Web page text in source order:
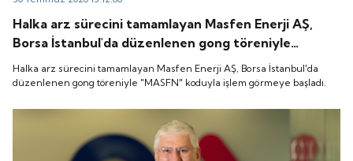
Halka arz sürecini tamamlayan Masfen Enerji AŞ,
Borsa İstanbul'da düzenlenen gong töreniyle
"MASFN" koduyla işlem görmeye başladı.
Halka arz sürecini tamamlayan Masfen Enerji AŞ, Borsa İstanbul'da
düzenlenen gong töreniyle "MASFN" koduyla işlem görmeye başladı.